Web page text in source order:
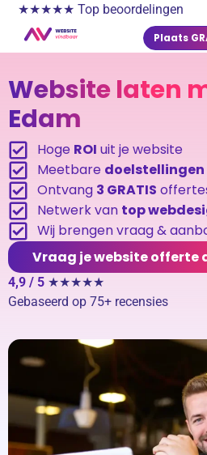
★★★★★ Top beoordelingen
Plaats
Website laten
Edam
Hoge ROI uit je website
Meetbare doelstellingen
Ontvang 3 GRATIS
Netwerk van top
Wij brengen vraag &
Vraag je website offerte
4,9 / 5 ★★★★★
Gebaseerd op 75+ recensies